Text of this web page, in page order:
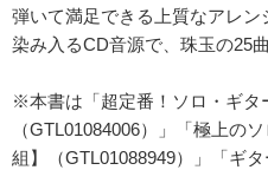
弾いて満足できる上質なアレ
染み入るCD音源で、珠玉の25
※本書は「超定番！ソロ・ギタ
（GTL01084006）」「極上の
組】（GTL01088949）」「ギ